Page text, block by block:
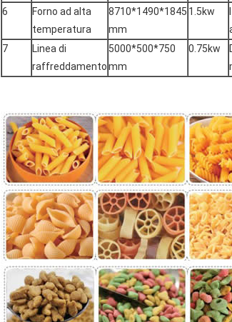
6
Forno ad alta
temperatura
8710*1490*1845
mm
1.5kw
7
Linea di
raffreddamento
5000*500*750
mm
0.75kw